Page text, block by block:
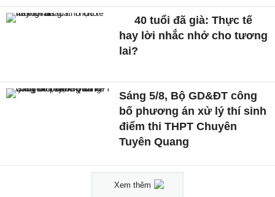
40 tuổi đã già: Thực tế
hay lời nhắc nhở cho tương
lai?
Sáng 5/8, Bộ GD&ĐT công
bố phương án xử lý thí sinh
điểm thi THPT Chuyên
Tuyên Quang
Xem thêm